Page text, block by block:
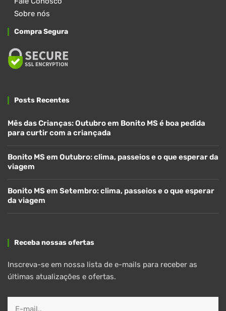
Sobre nós
Compra Segura
Posts Recentes
Mês das Crianças: Outubro em Bonito MS é boa pedida
para curtir com a criançada
Bonito MS em Outubro: clima, passeios e o que esperar da
viagem
Bonito MS em Setembro: clima, passeios e o que esperar
da viagem
Receba nossas ofertas
Inscreva-se em nossa lista de e-mails para receber as
últimas atualizações e ofertas.